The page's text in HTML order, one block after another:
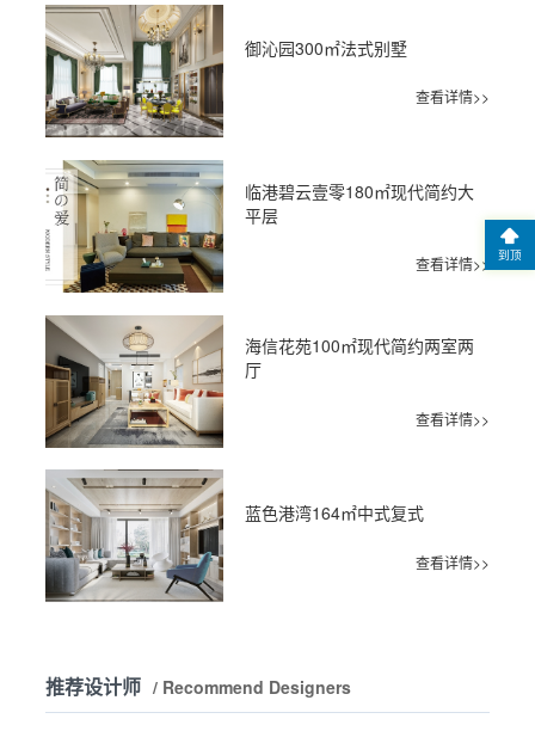
御沁园300㎡法式别墅
查看详情>>
临港碧云壹零180㎡现代简约大
平层
查看详情>>
海信花苑100㎡现代简约两室两
厅
查看详情>>
蓝色港湾164㎡中式复式
查看详情>>
推荐设计师 / Recommend Designers
到顶